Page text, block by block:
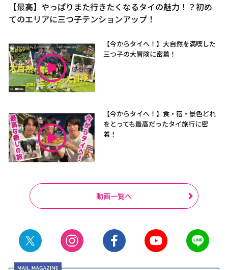
【最高】やっぱりまた行きたくなるタイの魅力！？初め
てのエリアに三つ子テンションアップ！
【今からタイへ！】大自然を満喫した
三つ子の大冒険に密着！
【今からタイへ！】食・宿・景色どれ
をとっても最高だったタイ旅行に密
着！
動画一覧へ